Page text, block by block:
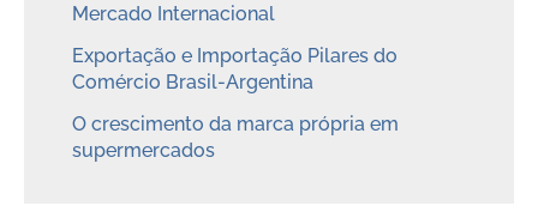
Mercado Internacional
Exportação e Importação Pilares do
Comércio Brasil-Argentina
O crescimento da marca própria em
supermercados